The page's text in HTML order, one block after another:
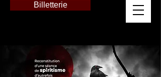
Billetterie